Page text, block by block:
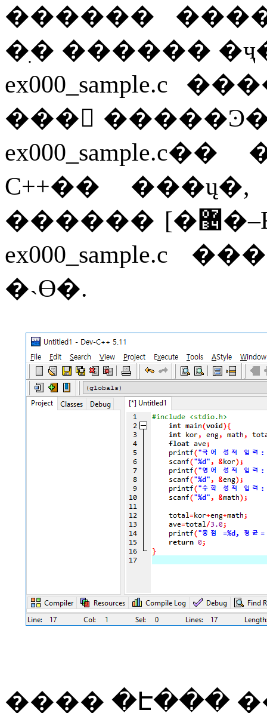
������
�ִ� ������
ex000_sample.c
���
ex000_sample.c��
C++�� ���ų�
������ [ �޴�–
ex000_sample.c
�˴ϴ�.
���� �Է���